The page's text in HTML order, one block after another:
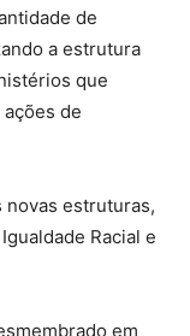
de
a estrutura
que
de
novas estruturas,
Racial e
em